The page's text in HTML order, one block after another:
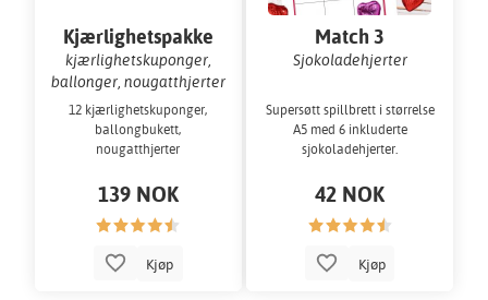
Kjærlighetspakke
Rosa
kjærlighetskuponger,
ballonger, nougatthjerter
12 kjærlighetskuponger,
ballongbukett,
nougatthjerter
139 NOK
Kjøp
Match 3
Sjokoladehjerter
Supersøtt spillbrett i størrelse
A5 med 6 inkluderte
sjokoladehjerter.
42 NOK
Kjøp